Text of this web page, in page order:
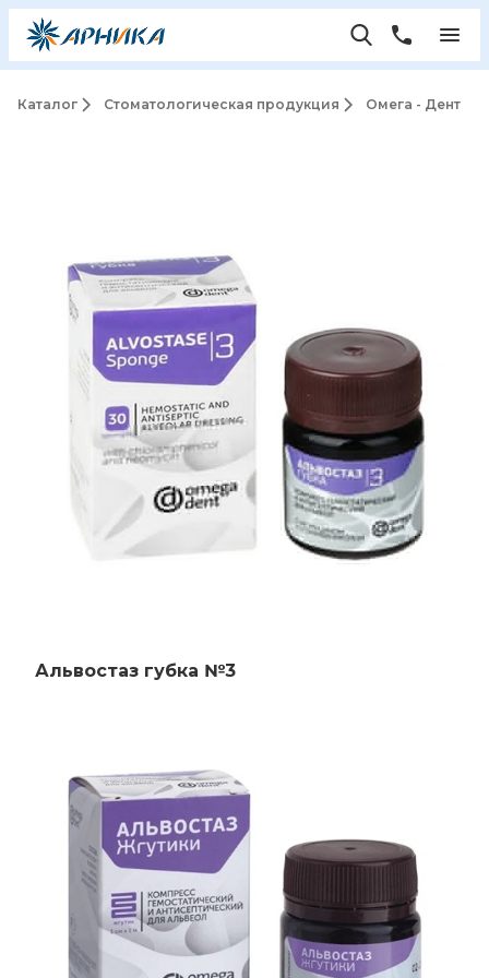
Главная
Каталог
Сотрудничество
Как купить
Каталог Стоматологическая продукция Омега - Дент
Альвостаз губка №3